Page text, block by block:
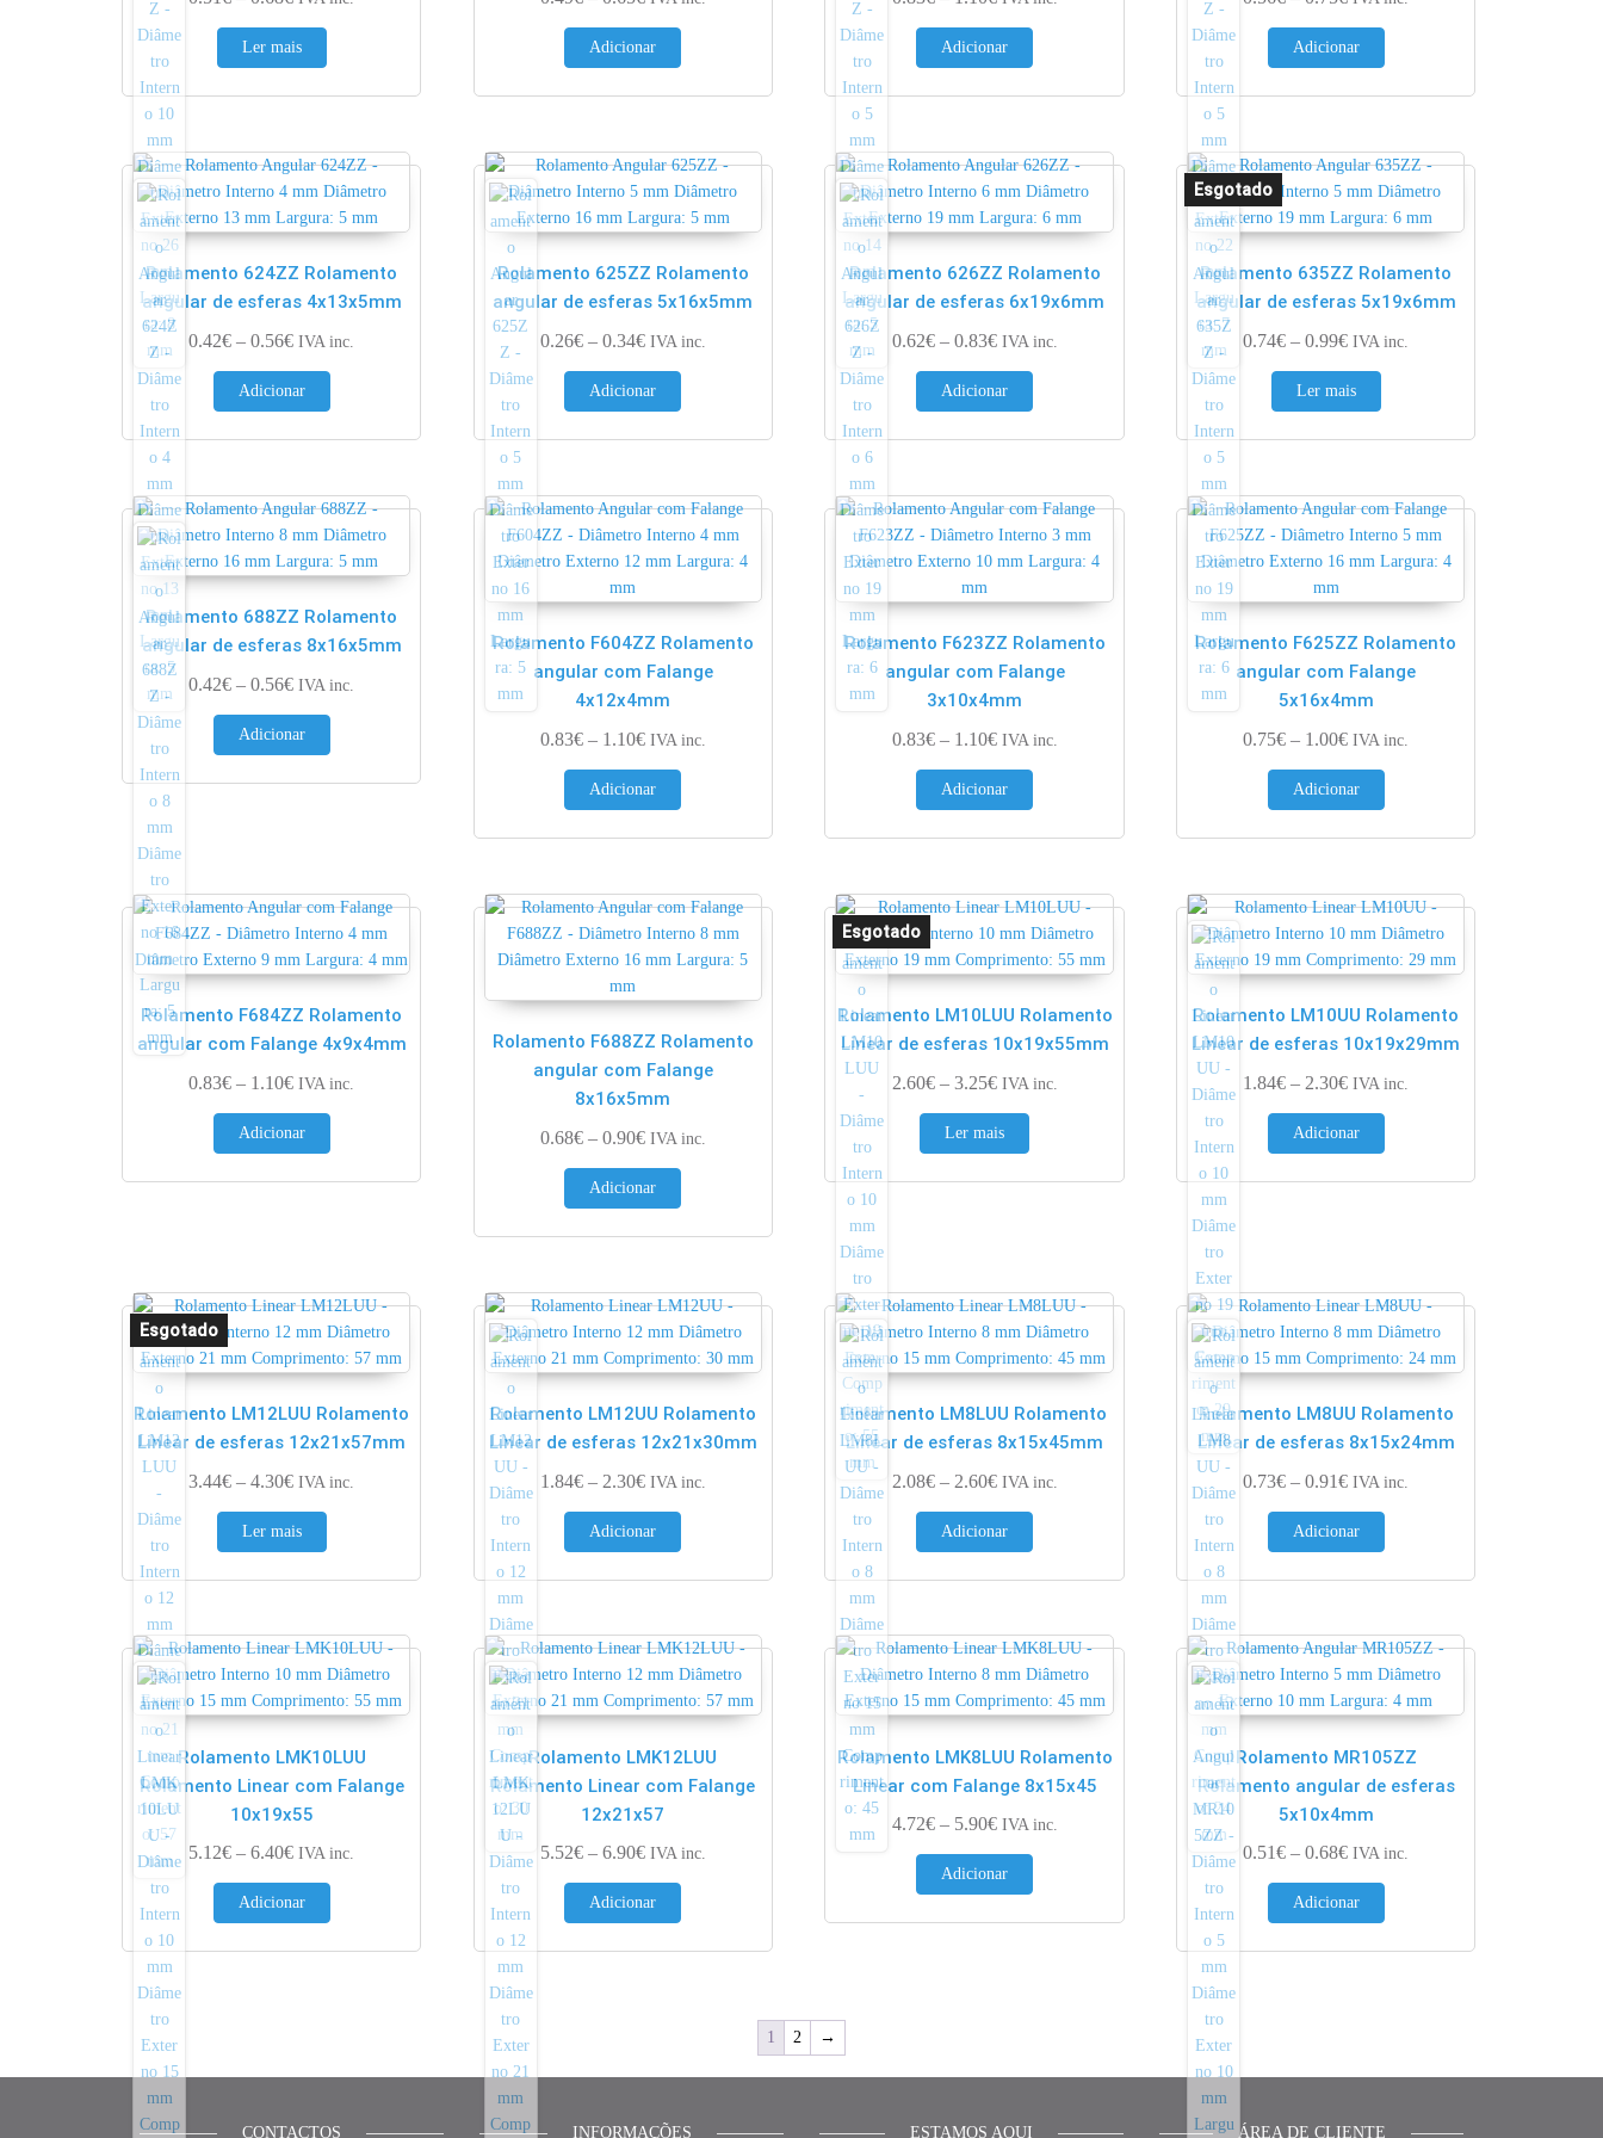
Ler mais Adicionar Adicionar Adicionar
Rolamento 624ZZ Rolamento
angular de esferas 4x13x5mm
0.42€ – 0.56€Price range: 0.42€ through 0.56€
IVA inc.
Adicionar
Rolamento 625ZZ Rolamento
angular de esferas 5x16x5mm
0.26€ – 0.34€Price range: 0.26€ through 0.34€
IVA inc.
Adicionar
Rolamento 626ZZ Rolamento
angular de esferas 6x19x6mm
0.62€ – 0.83€Price range: 0.62€ through 0.83€
IVA inc.
Adicionar
Rolamento 635ZZ Rolamento
angular de esferas 5x19x6mm
0.74€ – 0.99€Price range: 0.74€ through 0.99€
IVA inc.
Ler mais
Rolamento 688ZZ Rolamento
angular de esferas 8x16x5mm
0.42€ – 0.56€Price range: 0.42€ through 0.56€
IVA inc.
Adicionar
Rolamento F604ZZ Rolamento
angular com Falange
4x12x4mm
0.83€ – 1.10€Price range: 0.83€ through 1.10€
IVA inc.
Adicionar
Rolamento F623ZZ Rolamento
angular com Falange
3x10x4mm
0.83€ – 1.10€Price range: 0.83€ through 1.10€
IVA inc.
Adicionar
Rolamento F625ZZ Rolamento
angular com Falange
5x16x4mm
0.75€ – 1.00€Price range: 0.75€ through 1.00€
IVA inc.
Adicionar
Rolamento F684ZZ Rolamento
angular com Falange 4x9x4mm
0.83€ – 1.10€Price range: 0.83€ through 1.10€
IVA inc.
Adicionar
Rolamento F688ZZ Rolamento
angular com Falange
8x16x5mm
0.68€ – 0.90€Price range: 0.68€ through 0.90€
IVA inc.
Adicionar
Rolamento LM10LUU Rolamento
Linear de esferas 10x19x55mm
2.60€ – 3.25€Price range: 2.60€ through 3.25€
IVA inc.
Ler mais
Rolamento LM10UU Rolamento
Linear de esferas 10x19x29mm
1.84€ – 2.30€Price range: 1.84€ through 2.30€
IVA inc.
Adicionar
Rolamento LM12LUU Rolamento
Linear de esferas 12x21x57mm
3.44€ – 4.30€Price range: 3.44€ through 4.30€
IVA inc.
Ler mais
Rolamento LM12UU Rolamento
Linear de esferas 12x21x30mm
1.84€ – 2.30€Price range: 1.84€ through 2.30€
IVA inc.
Adicionar
Rolamento LM8LUU Rolamento
Linear de esferas 8x15x45mm
2.08€ – 2.60€Price range: 2.08€ through 2.60€
IVA inc.
Adicionar
Rolamento LM8UU Rolamento
Linear de esferas 8x15x24mm
0.73€ – 0.91€Price range: 0.73€ through 0.91€
IVA inc.
Adicionar
Rolamento LMK10LUU
Rolamento Linear com Falange
10x19x55
5.12€ – 6.40€Price range: 5.12€ through 6.40€
IVA inc.
Adicionar
Rolamento LMK12LUU
Rolamento Linear com Falange
12x21x57
5.52€ – 6.90€Price range: 5.52€ through 6.90€
IVA inc.
Adicionar
Rolamento LMK8LUU Rolamento
Linear com Falange 8x15x45
4.72€ – 5.90€Price range: 4.72€ through 5.90€
IVA inc.
Adicionar
Rolamento MR105ZZ
Rolamento angular de esferas
5x10x4mm
0.51€ – 0.68€Price range: 0.51€ through 0.68€
IVA inc.
Adicionar
1 2 →
CONTACTOS INFORMAÇÕES ESTAMOS AQUI ÁREA DE CLIENTE